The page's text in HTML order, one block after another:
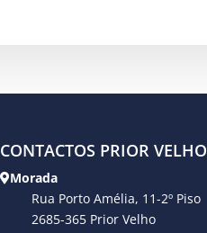
CONTACTOS PRIOR VELHO
Morada
Rua Porto Amélia, 11-2º Piso
2685-365 Prior Velho